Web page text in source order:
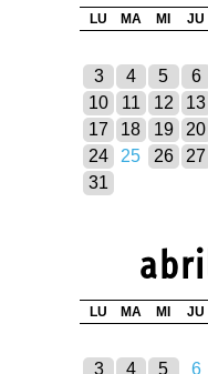
LU MA MI JU
3
4 5 6
10
11 12 13
17
18 19 20
24
25 26 27
31
LU MA MI JU
3
4 5 6